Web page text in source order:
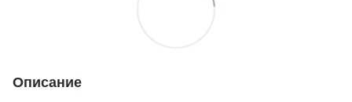
Описание